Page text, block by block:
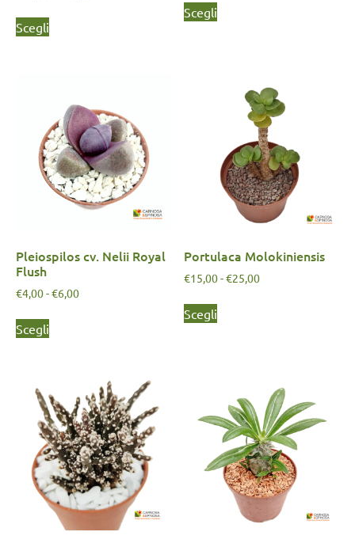
Scegli
Scegli
Pleiospilos cv. Nelii Royal
Flush
€4,00-€6,00
Scegli
Portulaca Molokiniensis
€15,00-€25,00
Scegli